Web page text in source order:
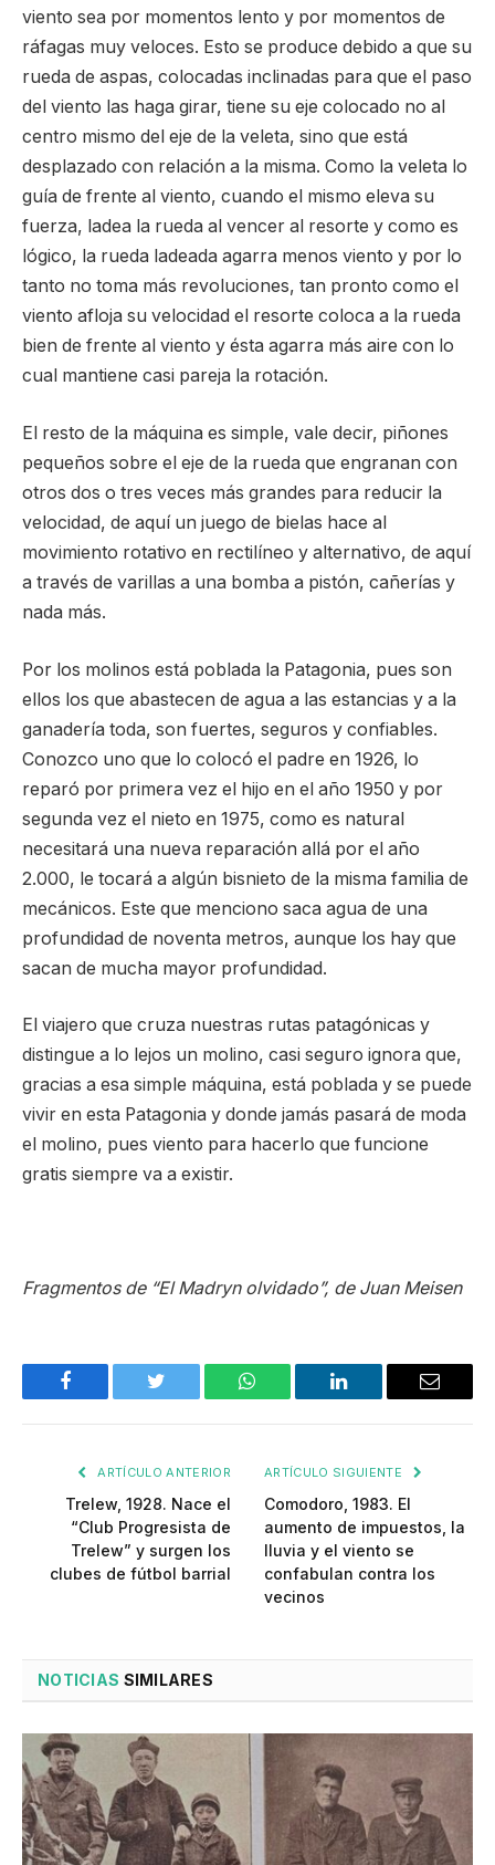
viento sea por momentos lento y por momentos de
ráfagas muy veloces. Esto se produce debido a que su
rueda de aspas, colocadas inclinadas para que el paso
del viento las haga girar, tiene su eje colocado no al
centro mismo del eje de la veleta, sino que está
desplazado con relación a la misma. Como la veleta lo
guía de frente al viento, cuando el mismo eleva su
fuerza, ladea la rueda al vencer al resorte y como es
lógico, la rueda ladeada agarra menos viento y por lo
tanto no toma más revoluciones, tan pronto como el
viento afloja su velocidad el resorte coloca a la rueda
bien de frente al viento y ésta agarra más aire con lo
cual mantiene casi pareja la rotación.
El resto de la máquina es simple, vale decir, piñones
pequeños sobre el eje de la rueda que engranan con
otros dos o tres veces más grandes para reducir la
velocidad, de aquí un juego de bielas hace al
movimiento rotativo en rectilíneo y alternativo, de aquí
a través de varillas a una bomba a pistón, cañerías y
nada más.
Por los molinos está poblada la Patagonia, pues son
ellos los que abastecen de agua a las estancias y a la
ganadería toda, son fuertes, seguros y confiables.
Conozco uno que lo colocó el padre en 1926, lo
reparó por primera vez el hijo en el año 1950 y por
segunda vez el nieto en 1975, como es natural
necesitará una nueva reparación allá por el año
2.000, le tocará a algún bisnieto de la misma familia de
mecánicos. Este que menciono saca agua de una
profundidad de noventa metros, aunque los hay que
sacan de mucha mayor profundidad.
El viajero que cruza nuestras rutas patagónicas y
distingue a lo lejos un molino, casi seguro ignora que,
gracias a esa simple máquina, está poblada y se puede
vivir en esta Patagonia y donde jamás pasará de moda
el molino, pues viento para hacerlo que funcione
gratis siempre va a existir.
Fragmentos de “El Madryn olvidado”, de Juan Meisen
Facebook Twitter WhatsApp LinkedIn Email
ARTÍCULO ANTERIOR
Trelew, 1928. Nace el
“Club Progresista de
Trelew” y surgen los
clubes de fútbol barrial
ARTÍCULO SIGUIENTE
Comodoro, 1983. El
aumento de impuestos, la
lluvia y el viento se
confabulan contra los
vecinos
NOTICIAS SIMILARES